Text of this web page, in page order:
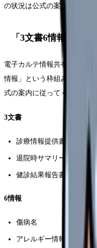
の状況は公式の案内で確認し
「3文書6情報」と
電子カルテ情報共有サービ
情報」という枠組みで整理
式の案内に従ってください）
3文書
診療情報提供書（いわゆ
退院時サマリー（診療情
健診結果報告書
6情報
傷病名
アレルギー情報